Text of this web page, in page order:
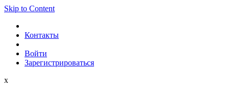
Skip to Content
Контакты
Войти
Зарегистрироваться
x